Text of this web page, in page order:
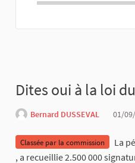
Dites oui à la loi
Bernard DUSSEVAL 01/
Classée par la commission
La
, a recueillie 2.500 000